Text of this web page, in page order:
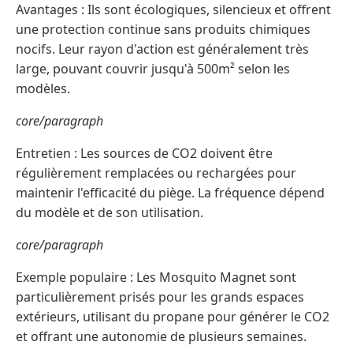
Avantages : Ils sont écologiques, silencieux et offrent
une protection continue sans produits chimiques
nocifs. Leur rayon d'action est généralement très
large, pouvant couvrir jusqu'à 500m² selon les
modèles.
core/paragraph
Entretien : Les sources de CO2 doivent être
régulièrement remplacées ou rechargées pour
maintenir l'efficacité du piège. La fréquence dépend
du modèle et de son utilisation.
core/paragraph
Exemple populaire : Les Mosquito Magnet sont
particulièrement prisés pour les grands espaces
extérieurs, utilisant du propane pour générer le CO2
et offrant une autonomie de plusieurs semaines.